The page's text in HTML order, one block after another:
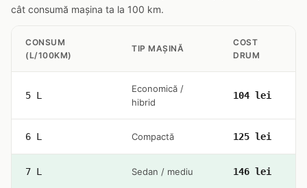
cât consumă mașina ta la 100 km.
CONSUM
(L/100KM)
TIP MAȘINĂ
COST
DRUM
5 L
Economică /
hibrid
104 lei
6 L Compactă 125 lei
7 L Sedan / mediu 146 lei